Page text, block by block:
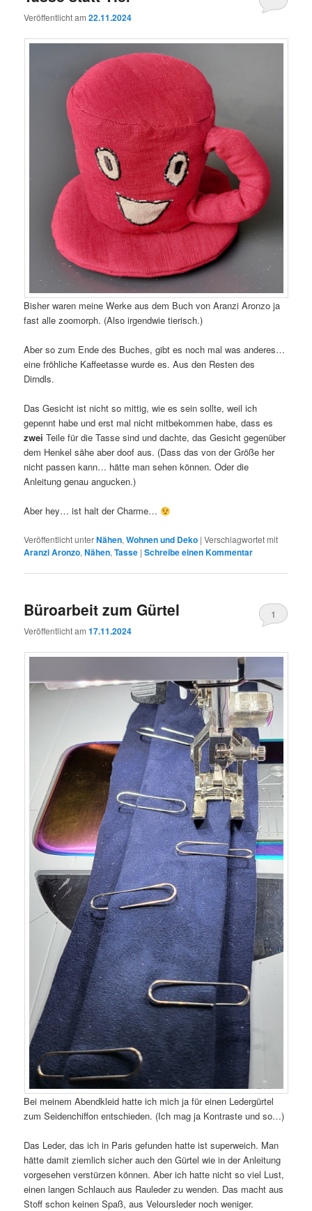
Veröffentlicht am22.11.2024
Bisher waren meine Werke aus dem Buch von Aranzi Aronzo ja
fast alle zoomorph. (Also irgendwie tierisch.)
Aber so zum Ende des Buches, gibt es noch mal was anderes…
eine fröhliche Kaffeetasse wurde es. Aus den Resten des
Dirndls.
Das Gesicht ist nicht so mittig, wie es sein sollte, weil ich
gepennt habe und erst mal nicht mitbekommen habe, dass es
zwei Teile für die Tasse sind und dachte, das Gesicht gegenüber
dem Henkel sähe aber doof aus. (Dass das von der Größe her
nicht passen kann… hätte man sehen können. Oder die
Anleitung genau angucken.)
Aber hey… ist halt der Charme…
Veröffentlicht unterNähen,Wohnen und Deko |Verschlagwortet mit
Aranzi Aronzo,Nähen,Tasse |Schreibe einen Kommentar
Büroarbeit zum Gürtel
Veröffentlicht am17.11.2024
1
Bei meinem Abendkleid hatte ich mich ja für einen Ledergürtel
zum Seidenchiffon entschieden. (Ich mag ja Kontraste und so…)
Das Leder, das ich in Paris gefunden hatte ist superweich. Man
hätte damit ziemlich sicher auch den Gürtel wie in der Anleitung
vorgesehen verstürzen können. Aber ich hatte nicht so viel Lust,
einen langen Schlauch aus Rauleder zu wenden. Das macht aus
Stoff schon keinen Spaß, aus Veloursleder noch weniger.